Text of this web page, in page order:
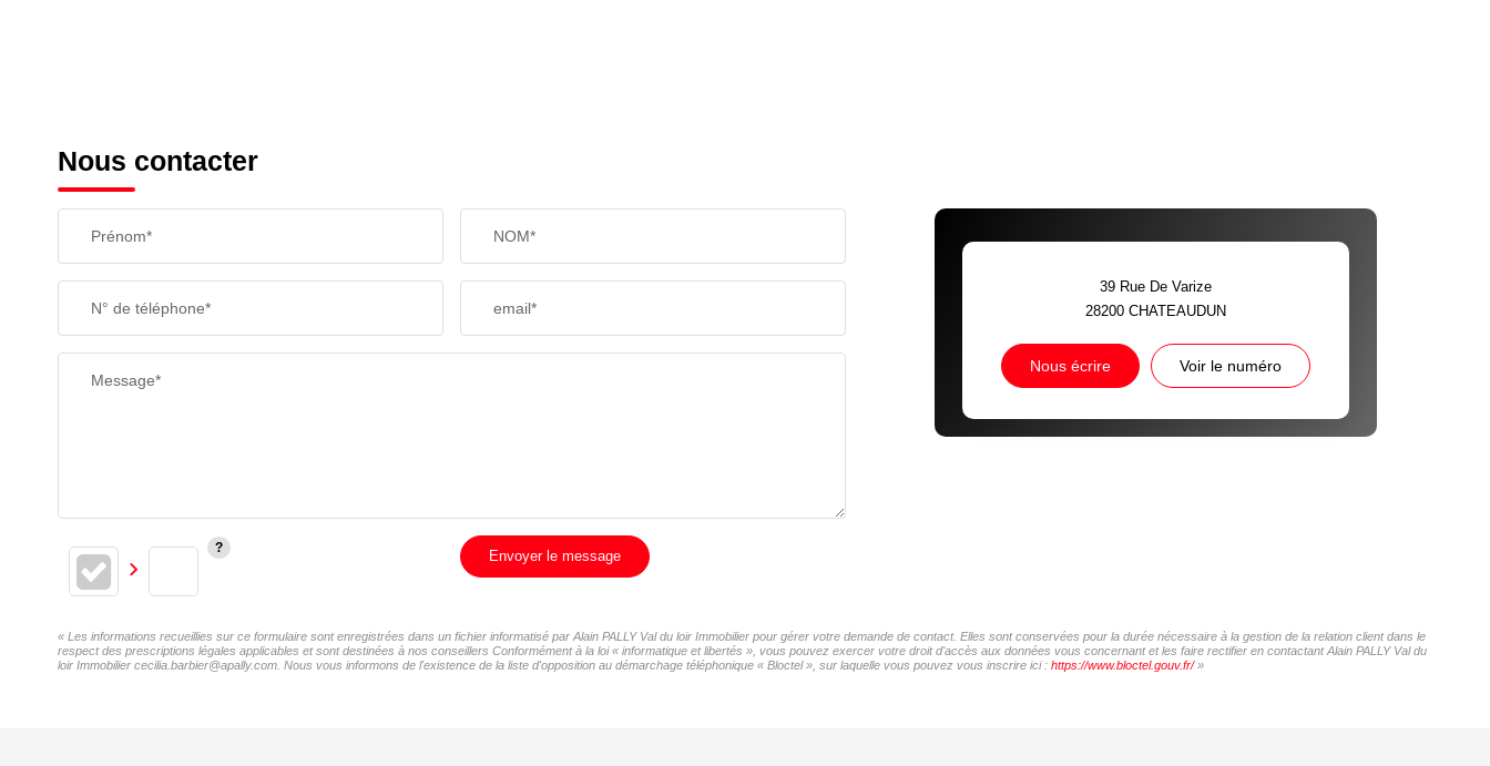
Nous contacter
Prénom* NOM*
N° de téléphone* email*
Message*
Envoyer le message
39 Rue De Varize
28200 CHATEAUDUN
Nous écrire Voir le numéro
« Les informations recueillies sur ce formulaire sont enregistrées dans un fichier informatisé par Alain PALLY Val du loir Immobilier pour gérer votre demande de contact. Elles sont conservées pour la durée nécessaire à la gestion de la relation client dans le
respect des prescriptions légales applicables et sont destinées à nos conseillers Conformément à la loi « informatique et libertés », vous pouvez exercer votre droit d'accès aux données vous concernant et les faire rectifier en contactant Alain PALLY Val du
loir Immobilier cecilia.barbier@apally.com. Nous vous informons de l'existence de la liste d'opposition au démarchage téléphonique « Bloctel », sur laquelle vous pouvez vous inscrire ici : https://www.bloctel.gouv.fr/»